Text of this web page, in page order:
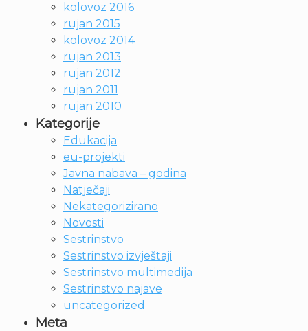
kolovoz 2016
rujan 2015
kolovoz 2014
rujan 2013
rujan 2012
rujan 2011
rujan 2010
Kategorije
Edukacija
eu-projekti
Javna nabava – godina
Natječaji
Nekategorizirano
Novosti
Sestrinstvo
Sestrinstvo izvještaji
Sestrinstvo multimedija
Sestrinstvo najave
uncategorized
Meta